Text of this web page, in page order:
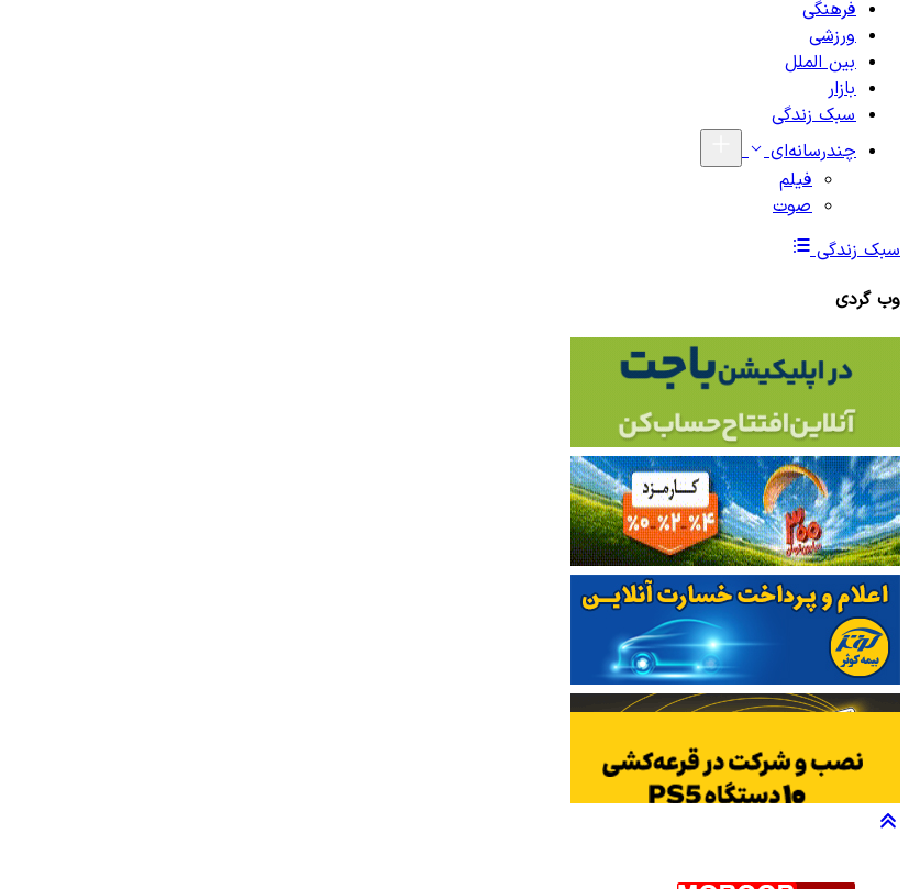
فرهنگی
ورزشی
بین الملل
بازار
سبک زندگی
چندرسانه‌ای
فیلم
صوت
سبک زندگی
وب گردی